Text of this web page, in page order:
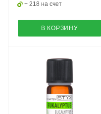
+ 218 на счет
В КОРЗИНУ